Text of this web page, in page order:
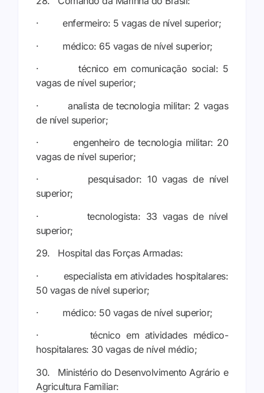
· enfermeiro: 5 vagas de nível superior;
· médico: 65 vagas de nível superior;
· técnico em comunicação social: 5
vagas de nível superior;
· analista de tecnologia militar: 2 vagas
de nível superior;
· engenheiro de tecnologia militar: 20
vagas de nível superior;
· pesquisador: 10 vagas de nível
superior;
· tecnologista: 33 vagas de nível
superior;
29. Hospital das Forças Armadas:
· especialista em atividades hospitalares:
50 vagas de nível superior;
· médico: 50 vagas de nível superior;
· técnico em atividades médico-
hospitalares: 30 vagas de nível médio;
30. Ministério do Desenvolvimento Agrário e
Agricultura Familiar: